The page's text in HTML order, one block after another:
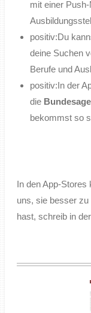
mit einer
positiv:Du
deine Suchen
Berufe und
positiv:In der
die
bekommst so
In den App-Stores
uns, sie besser
hast, schreib in